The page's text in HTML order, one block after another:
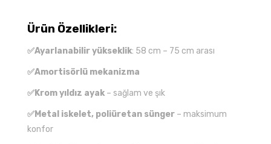
Ürün Özellikleri:
✅Ayarlanabilir yükseklik: 58 cm – 75 cm arası
✅Amortisörlü mekanizma
✅Krom yıldız ayak – sağlam ve şık
✅Metal iskelet, poliüretan sünger – maksimum
konfor